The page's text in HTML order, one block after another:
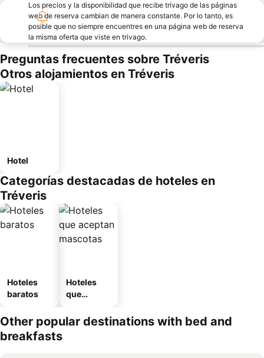
Los precios y la disponibilidad que recibe trivago de las páginas
web de reserva cambian de manera constante. Por lo tanto, es
posible que no siempre encuentres en una página web de reserva
la misma oferta que viste en trivago.
Preguntas frecuentes sobre Tréveris
Otros alojamientos en Tréveris
Hotel
Categorías destacadas de hoteles en
Tréveris
Hoteles
baratos
Hoteles
que
mascotas
Other popular destinations with bed and
breakfasts